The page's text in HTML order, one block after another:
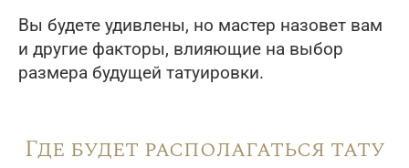
Вы будете удивлены, но мастер назовет вам
и другие факторы, влияющие на выбор
размера будущей татуировки.
Где будет располагаться тату